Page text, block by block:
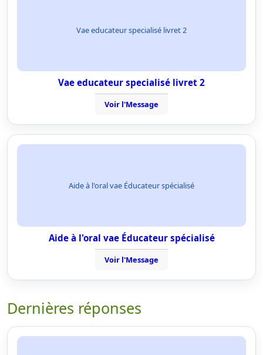
Vae educateur specialisé livret 2
Vae educateur specialisé livret 2
Voir l'Message
Aide à l'oral vae Éducateur spécialisé
Aide à l'oral vae Éducateur spécialisé
Voir l'Message
Dernières réponses